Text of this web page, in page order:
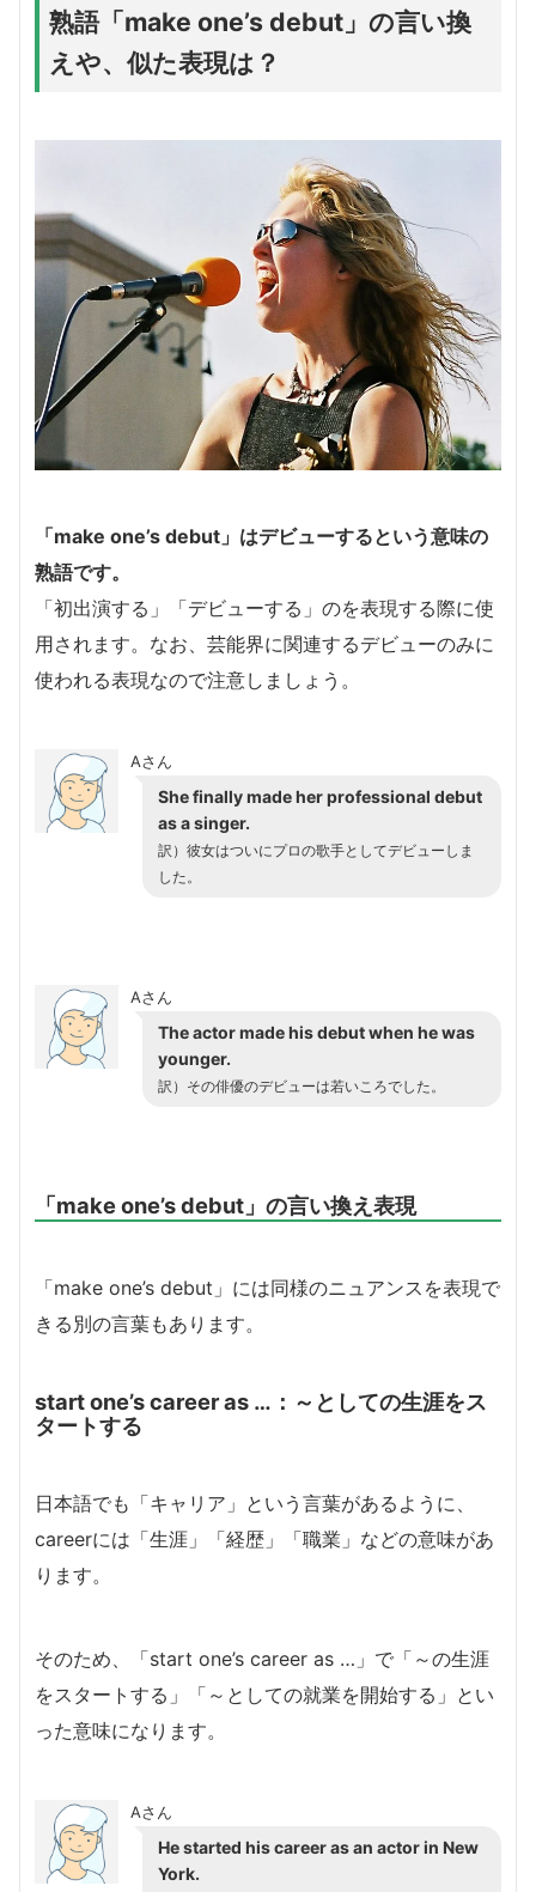
熟語「make one’s debut」の言い換
えや、似た表現は？
「make one’s debut」はデビューするという意味の
熟語です。
「初出演する」「デビューする」のを表現する際に使
用されます。なお、芸能界に関連するデビューのみに
使われる表現なので注意しましょう。
Aさん
She finally made her professional debut
as a singer.
訳）彼女はついにプロの歌手としてデビューしま
した。
Aさん
The actor made his debut when he was
younger.
訳）その俳優のデビューは若いころでした。
「make one’s debut」の言い換え表現
「make one’s debut」には同様のニュアンスを表現で
きる別の言葉もあります。
start one’s career as …：～としての生涯をス
タートする
日本語でも「キャリア」という言葉があるように、
careerには「生涯」「経歴」「職業」などの意味があ
ります。
そのため、「start one’s career as …」で「～の生涯
をスタートする」「～としての就業を開始する」とい
った意味になります。
Aさん
He started his career as an actor in New
York.